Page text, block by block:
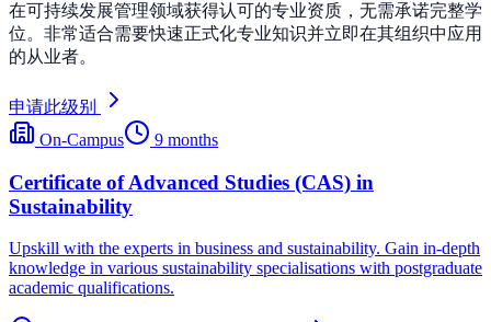
在可持续发展管理领域获得认可的专业资质，无需承诺完整学
位。非常适合需要快速正式化专业知识并立即在其组织中应用
的从业者。
申请此级别
On-Campus
9 months
Certificate of Advanced Studies (CAS) in
Sustainability
Upskill with the experts in business and sustainability. Gain in-depth
knowledge in various sustainability specialisations with postgraduate
academic qualifications.